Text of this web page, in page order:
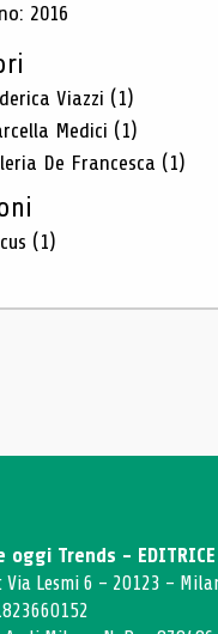
2016
Viazzi (1)
Medici (1)
De Francesca (1)
(1)
oggi Trends - EDITRICE
Via Lesmi 6 - 20123 -